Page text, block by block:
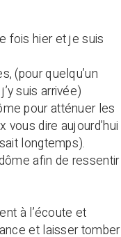
fois hier et je suis
(pour quelqu’un
suis arrivée)
pour atténuer les
dire aujourd’hui
longtemps).
afin de ressentir
à l’écoute et
et laisser tomber